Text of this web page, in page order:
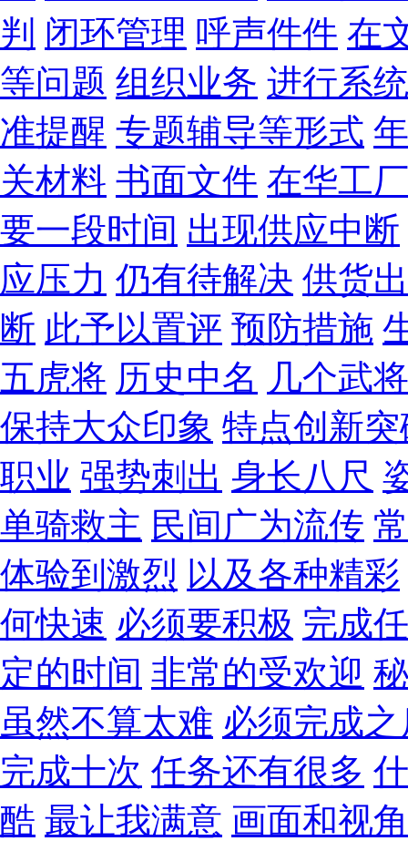
判 闭环管理 呼声件件 在
等问题 组织业务 进行系
准提醒 专题辅导等形式
关材料 书面文件 在华工厂
要一段时间 出现供应中断
应压力 仍有待解决 供货
断 此予以置评 预防措施
五虎将 历史中名 几个武将
保持大众印象 特点创新突
职业 强势刺出 身长八尺
单骑救主 民间广为流传
体验到激烈 以及各种精彩
何快速 必须要积极 完成
定的时间 非常的受欢迎
虽然不算太难 必须完成
完成十次 任务还有很多
酷 最让我满意 画面和视角